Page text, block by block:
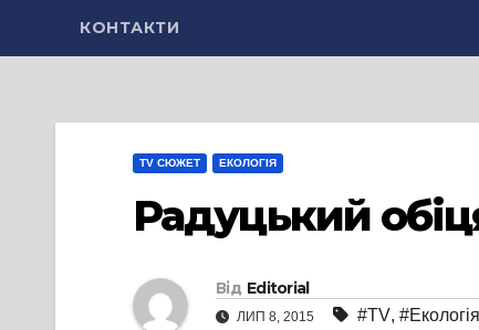
КОНТАКТИ
TV СЮЖЕТ ЕКОЛОГІЯ
Радуцький
Від Editorial
ЛИП 8, 2015 #TV, #Екологія